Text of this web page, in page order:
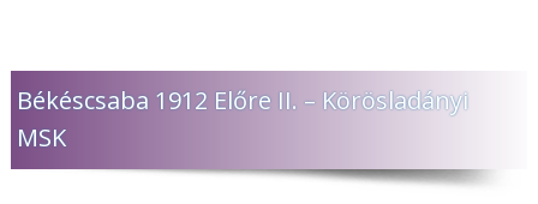
Békéscsaba 1912 Előre II. – Körösladányi
MSK